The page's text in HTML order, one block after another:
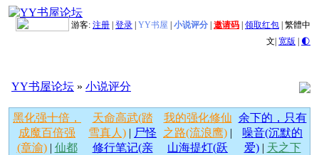
游客: 注册 登录 YY书屋 小说评分 邀请码 领取红包 繁體中
文| 宽版 | 🌓
YY书屋论坛 » 小说评分
黑化强十倍，
成魔百倍强
(章渝)| 仙都
天命高武(踏
雪真人) | 尸怪
修行笔记(亲
我的强化修仙
之路(流浪鹰) |
山海提灯(跃
余下的，只有
噪音(沉默的
爱)| 天之下